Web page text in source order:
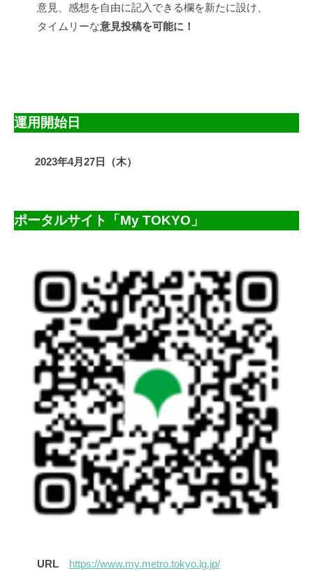
意見、感想を自由に記入できる欄を新たに設け、
タイムリーな意見投稿を可能に！
運用開始日
2023年4月27日（木）
ポータルサイト「My TOKYO」
URL https://www.my.metro.tokyo.lg.jp/